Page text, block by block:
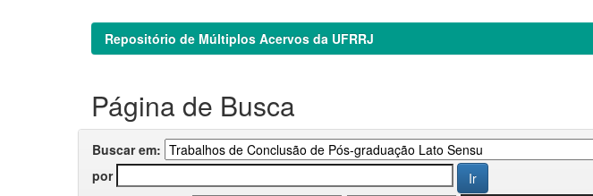
Repositório de Múltiplos Acervos da UFRRJ
Página de Busca
Buscar em:
por